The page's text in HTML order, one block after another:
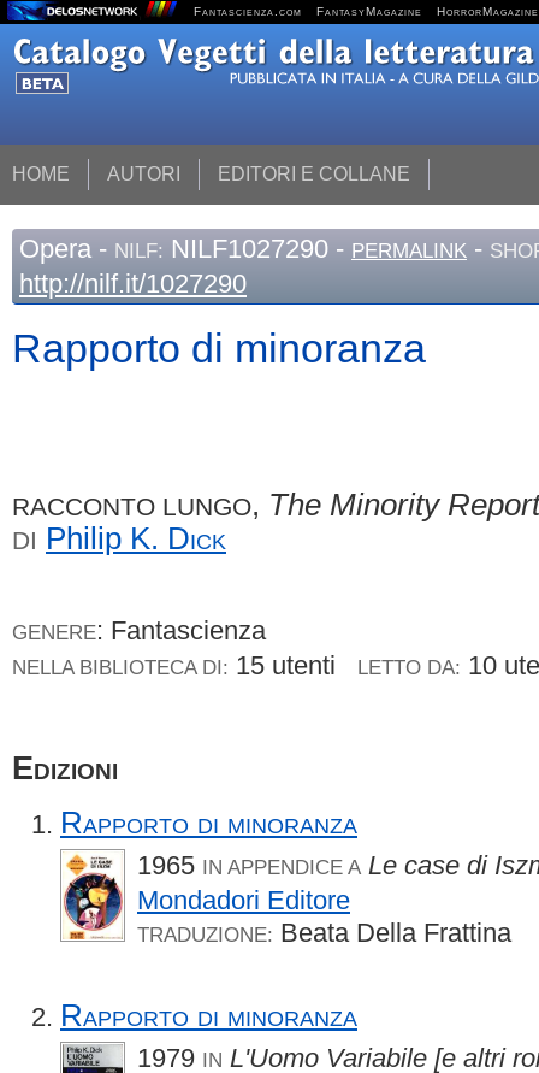
Fantascienza.com FantasyMagazine HorrorMagazine
HOME AUTORI EDITORI E COLLANE
Opera - NILF: NILF1027290 - PERMALINK -
http://nilf.it/1027290
Rapporto di minoranza
RACCONTO LUNGO, The Minority Report
DI Philip K. Dick
GENERE: Fantascienza
NELLA BIBLIOTECA DI: 15 utenti LETTO DA: 10
Edizioni
Rapporto di minoranza
1965 IN APPENDICE A Le case di
Mondadori Editore
TRADUZIONE: Beata Della Frattina
Rapporto di minoranza
1979 IN L'Uomo Variabile [e altri